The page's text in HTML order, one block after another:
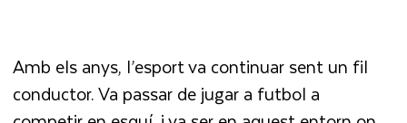
Amb els anys, l’esport va continuar sent un fil
conductor. Va passar de jugar a futbol a